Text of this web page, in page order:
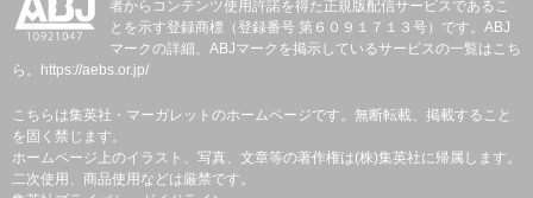
者からコンテンツ使用許諾を得た正規版配信サービスであるこ
とを示す登録商標（登録番号 第６０９１７１３号）です。ABJ
マークの詳細、ABJマークを掲示しているサービスの一覧はこち
ら。
https://aebs.or.jp/
こちらは集英社・マーガレットのホームページです。無断転載、掲載すること
を固く禁じます。
ホームページ上のイラスト、写真、文章等の著作権は(株)集英社に帰属します。
二次使用、商品使用などは厳禁です。